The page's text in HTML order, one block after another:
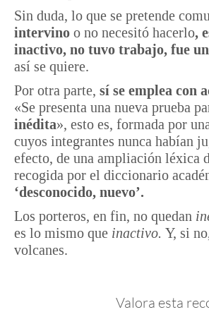
Sin duda, lo que se pretende
intervino o no necesitó hacerlo,
inactivo, no tuvo trabajo, fue
así se quiere.
Por otra parte, sí se emplea con
«Se presenta una nueva prueba
inédita», esto es, formada por
cuyos integrantes nunca habían
efecto, de una ampliación léxica
recogida por el diccionario
‘desconocido, nuevo’.
Los porteros, en fin, no quedan
es lo mismo que inactivo. Y, si
volcanes.
Valora esta